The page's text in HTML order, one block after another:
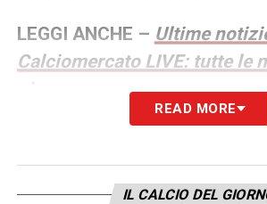
LEGGI ANCHE – Ultime
Calciomercato LIVE: tutte le
READ MORE
IL CALCIO DEL